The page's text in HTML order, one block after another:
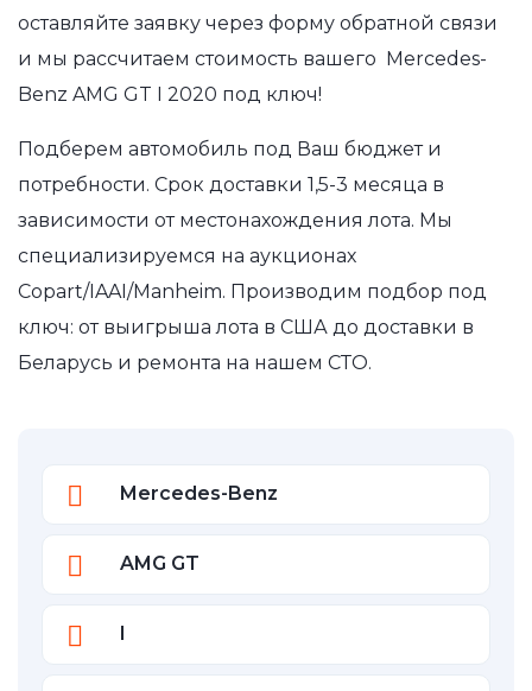
оставляйте заявку через форму обратной связи
и мы рассчитаем стоимость вашего Mercedes-
Benz AMG GT I 2020 под ключ!
Подберем автомобиль под Ваш бюджет и
потребности. Срок доставки 1,5-3 месяца в
зависимости от местонахождения лота. Мы
специализируемся на аукционах
Copart/IAAI/Manheim. Производим подбор под
ключ: от выигрыша лота в США до доставки в
Беларусь и ремонта на нашем СТО.
Mercedes-Benz
AMG GT
I